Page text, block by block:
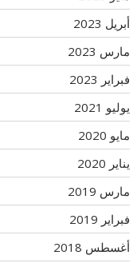
أبريل 2023
مارس 2023
فبراير 2023
يوليو 2021
مايو 2020
يناير 2020
مارس 2019
فبراير 2019
أغسطس 2018